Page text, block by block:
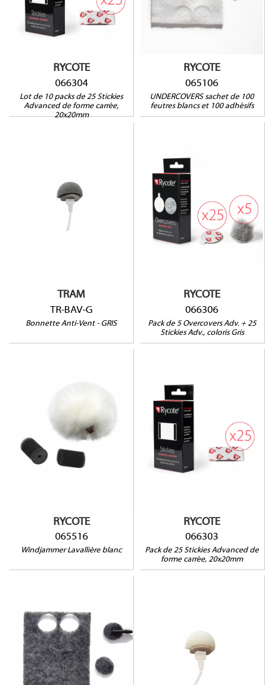
RYCOTE
066304
Lot de 10 packs de 25 Stickies
Advanced de forme carrée,
20x20mm
RYCOTE
065106
UNDERCOVERS sachet de 100
feutres blancs et 100 adhésifs
TRAM
TR-BAV-G
Bonnette Anti-Vent - GRIS
TR-BAV-G
RYCOTE
066306
Pack de 5 Overcovers Adv. + 25
Stickies Adv., coloris Gris
066306
RYCOTE
065516
Windjammer Lavallière blanc
AUDIO-TECHNICA : AT899,
COUNTRYMAN : B3 et B6,
DPA : 4060, 4061, 4062,
4063, 4088, 4097, 6060,
SANKEN COS11S,
SENNHEISER : MKE2, ME102,
500-506-910
RYCOTE
066303
Pack de 25 Stickies Advanced de
forme carrée, 20x20mm
065105 TR-BAV-B